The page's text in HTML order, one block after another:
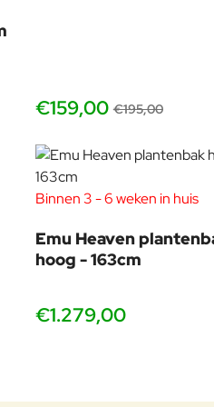
alsof het een buitenkamer is
op één plek: Heaven
showroom:
Heaven moet je eigenlijk
€159,00 €195,00
Binnen 3 - 6 weken in huis
Emu Heaven
hoog - 163cm
€1.279,00